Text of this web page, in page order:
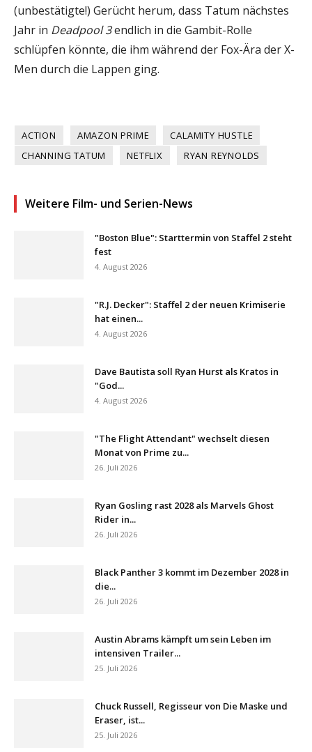
(unbestätigte!) Gerücht herum, dass Tatum nächstes
Jahr in Deadpool 3endlich in die Gambit-Rolle
schlüpfen könnte, die ihm während der Fox-Ära der X-
Men durch die Lappen ging.
ACTION AMAZON PRIME
CALAMITY HUSTLE
CHANNING TATUM
NETFLIX RYAN REYNOLDS
Weitere Film- und Serien-News
"Boston Blue": Starttermin von Staffel 2 steht
fest
4. August 2026
"R.J. Decker": Staffel 2 der neuen Krimiserie
hat einen...
4. August 2026
Dave Bautista soll Ryan Hurst als Kratos in
"God...
4. August 2026
"The Flight Attendant" wechselt diesen
Monat von Prime zu...
26. Juli 2026
Ryan Gosling rast 2028 als Marvels Ghost
Rider in...
26. Juli 2026
Black Panther 3 kommt im Dezember 2028 in
die...
26. Juli 2026
Austin Abrams kämpft um sein Leben im
intensiven Trailer...
25. Juli 2026
Chuck Russell, Regisseur von Die Maske und
Eraser, ist...
25. Juli 2026